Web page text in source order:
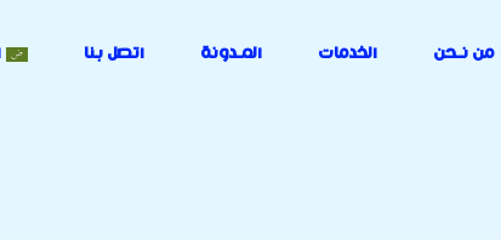
من نـحن الخدمات المـدونة اتصل بنا